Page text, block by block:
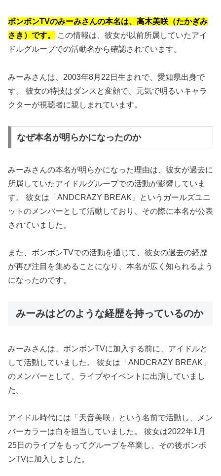
ボンボンTVのみーみさんの本名は、高木美咲（たかぎみ
さき）です。
この情報は、彼女が以前所属していたアイ
ドルグループでの活動名から確認されています。
みーみさんは、2003年8月22日生まれで、愛知県出身で
す。 彼女の特技はダンスと変顔で、元気で明るいキャラ
クターが視聴者に親しまれています。
なぜ本名が明らかになったのか
みーみさんの本名が明らかになった理由は、彼女が過去に
所属していたアイドルグループでの活動が影響していま
す。 彼女は「ANDCRAZY BREAK」というガールズユニ
ットのメンバーとして活動しており、その際に本名が公表
されていました。
また、ボンボンTVでの活動を通じて、彼女の過去の経歴
が再び注目を集めることになり、本名が広く知られるよう
になったのです。
みーみはどのような経歴を持っているのか
みーみさんは、ボンボンTVに加入する前に、アイドルと
して活動していました。 彼女は「ANDCRAZY BREAK」
のメンバーとして、ライブやイベントに出演していまし
た。
アイドル時代には「天音美咲」という名前で活動し、メン
バーカラーは白を担当していました。 彼女は2022年1月
25日のライブをもってグループを卒業し、その後ボンボ
ンTVに加入しました。